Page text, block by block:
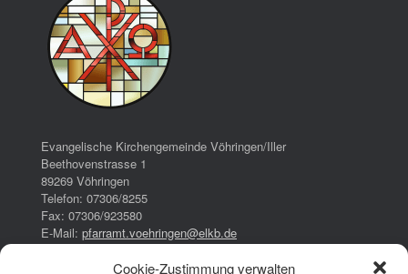
Cookie-Zustimmung verwalten
Evangelische Kirchengemeinde Vöhringen/Iller
Beethovenstrasse 1
89269 Vöhringen
Telefon: 07306/8255
Fax: 07306/923580
E-Mail: pfarramt.voehringen@elkb.de